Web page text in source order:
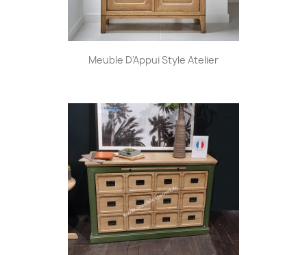
Meuble D'Appui Style Atelier